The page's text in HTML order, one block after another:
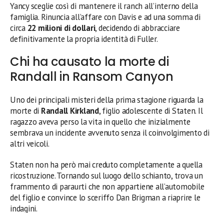
Yancy sceglie così di mantenere il ranch all’interno della
famiglia. Rinuncia all’affare con Davis e ad una somma di
circa 22 milioni di dollari, decidendo di abbracciare
definitivamente la propria identità di Fuller.
Chi ha causato la morte di
Randall in Ransom Canyon
Uno dei principali misteri della prima stagione riguarda la
morte di Randall Kirkland, figlio adolescente di Staten. Il
ragazzo aveva perso la vita in quello che inizialmente
sembrava un incidente avvenuto senza il coinvolgimento di
altri veicoli.
Staten non ha però mai creduto completamente a quella
ricostruzione. Tornando sul luogo dello schianto, trova un
frammento di paraurti che non appartiene all’automobile
del figlio e convince lo sceriffo Dan Brigman a riaprire le
indagini.